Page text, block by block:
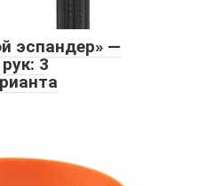
эспандер» —
3